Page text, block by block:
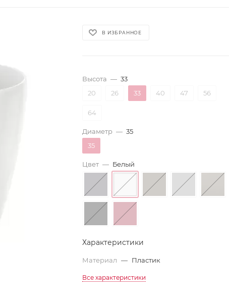
В ИЗБРАННОЕ
Высота — 33
20
26 33 40 47 56
64
Диаметр — 35
35
Цвет — Белый
Характеристики
Материал — Пластик
Все характеристики